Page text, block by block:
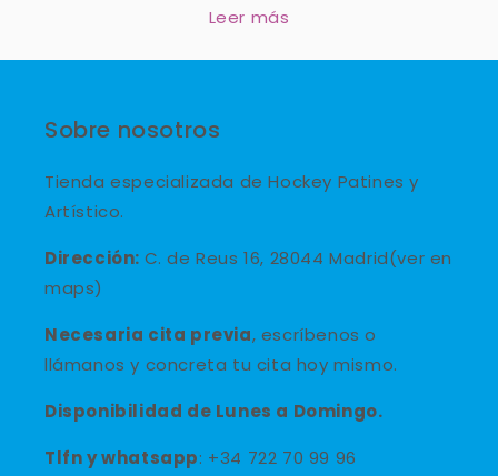
Leer más
Sobre nosotros
Tienda especializada de Hockey Patines y
Artístico.
Dirección: C. de Reus 16, 28044 Madrid(ver en
maps)
Necesaria cita previa, escríbenos o
llámanos y concreta tu cita hoy mismo.
Disponibilidad de Lunes a Domingo.
Tlfn ywhatsapp: +34 722 70 99 96